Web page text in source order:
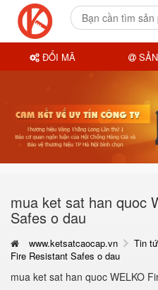
mua ket sat han quoc
Safes o dau
www.ketsatcaocap.vn Tin
Fire Resistant Safes o dau
mua ket sat han quoc WELKO
ĐỔI MÃ